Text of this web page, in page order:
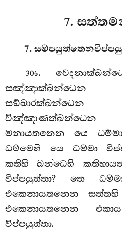
7.
7.
306.
මනායතනෙන යෙ
ධම්මෙහි යෙ ධම්මා
කතිහි ඛන්ධෙහි
විප්පයුත්තා? තෙ
එකෙනායතනෙන සත්තහි
එකෙනායතනෙන
විප්පයුත්තා.